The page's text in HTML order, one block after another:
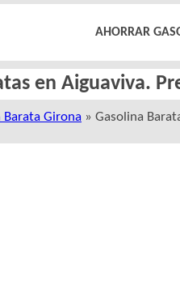
AHORRAR
en Aiguaviva.
Barata Girona » Gasolina